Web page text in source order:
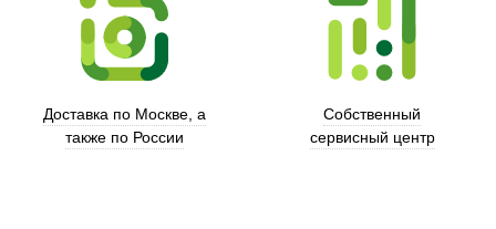
Доставка по Москве, а
также по России
Собственный
сервисный центр